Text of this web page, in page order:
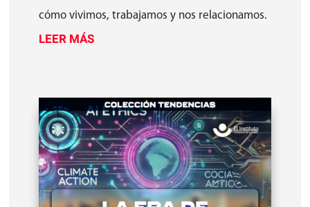
cómo vivimos, trabajamos y nos relacionamos.
LEER MÁS